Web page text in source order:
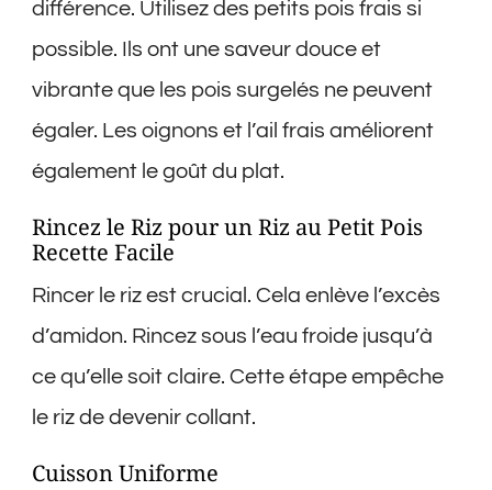
différence. Utilisez des petits pois frais si
possible. Ils ont une saveur douce et
vibrante que les pois surgelés ne peuvent
égaler. Les oignons et l’ail frais améliorent
également le goût du plat.
Rincez le Riz pour un Riz au Petit Pois
Recette Facile
Rincer le riz est crucial. Cela enlève l’excès
d’amidon. Rincez sous l’eau froide jusqu’à
ce qu’elle soit claire. Cette étape empêche
le riz de devenir collant.
Cuisson Uniforme